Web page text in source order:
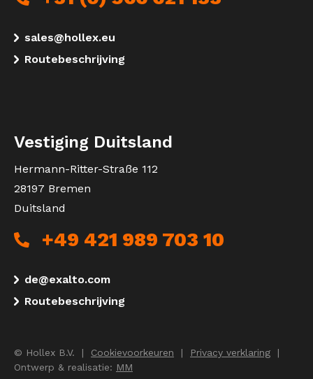
sales@hollex.eu
Routebeschrijving
Vestiging Duitsland
Hermann-Ritter-Straße 112
28197 Bremen
Duitsland
+49 421 989 703 10
de@exalto.com
Routebeschrijving
© Hollex B.V. | Cookievoorkeuren | Privacy verklaring |
Ontwerp & realisatie: MM